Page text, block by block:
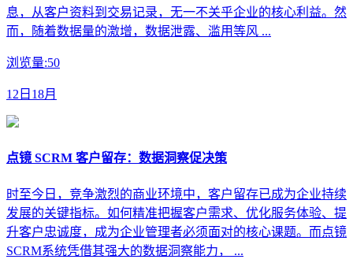
息，从客户资料到交易记录，无一不关乎企业的核心利益。然
而，随着数据量的激增，数据泄露、滥用等风 ...
浏览量:50
12日18月
点镜 SCRM 客户留存：数据洞察促决策
时至今日，竞争激烈的商业环境中，客户留存已成为企业持续
发展的关键指标。如何精准把握客户需求、优化服务体验、提
升客户忠诚度，成为企业管理者必须面对的核心课题。而点镜
SCRM系统凭借其强大的数据洞察能力， ...